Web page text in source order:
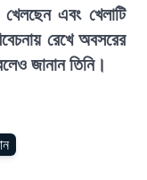
এবং খেলাটি
রেখে অবসরের
জানান তিনি।